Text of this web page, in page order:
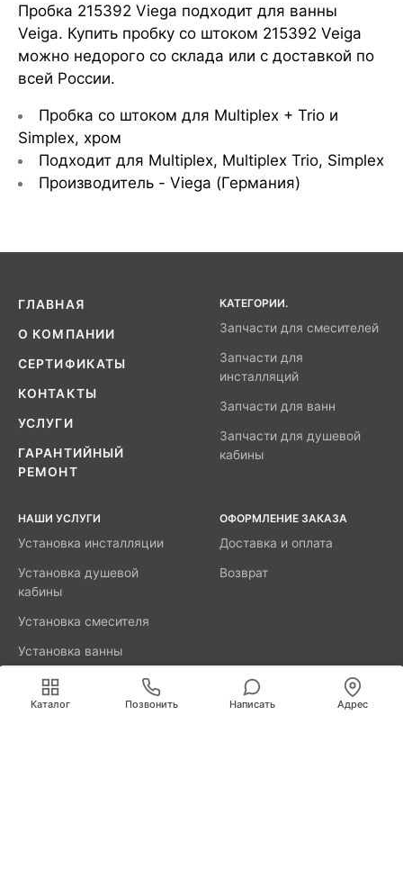
Пробка 215392 Viega подходит для ванны
Veiga. Купить пробку со штоком 215392 Veiga
можно недорого со склада или с доставкой по
всей России.
Пробка со штоком для Multiplex + Trio и
Simplex, хром
Подходит для Multiplex, Multiplex Trio, Simplex
Производитель - Viega (Германия)
ГЛАВНАЯ
О КОМПАНИИ
СЕРТИФИКАТЫ
КОНТАКТЫ
УСЛУГИ
ГАРАНТИЙНЫЙ
РЕМОНТ
КАТЕГОРИИ.
Запчасти для смесителей
Запчасти для
инсталляций
Запчасти для ванн
Запчасти для душевой
кабины
НАШИ УСЛУГИ
Установка инсталляции
Установка душевой
кабины
Установка смесителя
Установка ванны
акриловой
ОФОРМЛЕНИЕ ЗАКАЗА
Доставка и оплата
Возврат
Каталог Позвонить Написать Адрес
Мы используем cookies для быстрой и удобной
работы сайта. Продолжая пользоваться сайтом, вы
принимаете условияобработки персональных данных.